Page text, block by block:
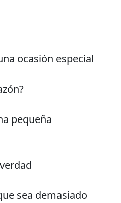
ocasión especial
pequeña
sea demasiado